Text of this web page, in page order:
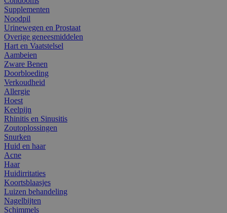
Supplementen
Noodpil
Urinewegen en Prostaat
Overige geneesmiddelen
Hart en Vaatstelsel
Aambeien
Zware Benen
Doorbloeding
Verkoudheid
Allergie
Hoest
Keelpijn
Rhinitis en Sinusitis
Zoutoplossingen
Snurken
Huid en haar
Acne
Haar
Huidirritaties
Koortsblaasjes
Luizen behandeling
Nagelbijten
Schimmels